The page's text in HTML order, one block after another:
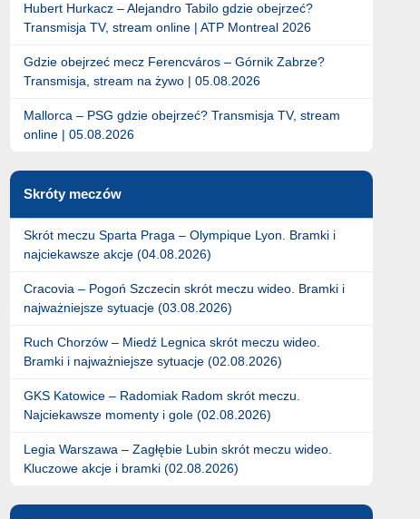
Hubert Hurkacz – Alejandro Tabilo gdzie obejrzeć?
Transmisja TV, stream online | ATP Montreal 2026
Gdzie obejrzeć mecz Ferencváros – Górnik Zabrze?
Transmisja, stream na żywo | 05.08.2026
Mallorca – PSG gdzie obejrzeć? Transmisja TV, stream
online | 05.08.2026
Skróty meczów
Skrót meczu Sparta Praga – Olympique Lyon. Bramki i
najciekawsze akcje (04.08.2026)
Cracovia – Pogoń Szczecin skrót meczu wideo. Bramki i
najważniejsze sytuacje (03.08.2026)
Ruch Chorzów – Miedź Legnica skrót meczu wideo.
Bramki i najważniejsze sytuacje (02.08.2026)
GKS Katowice – Radomiak Radom skrót meczu.
Najciekawsze momenty i gole (02.08.2026)
Legia Warszawa – Zagłębie Lubin skrót meczu wideo.
Kluczowe akcje i bramki (02.08.2026)